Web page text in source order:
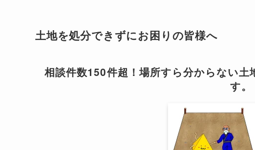
土地を処分できずにお困りの皆様へ
相談件数150件超！場所すら分からない
す。